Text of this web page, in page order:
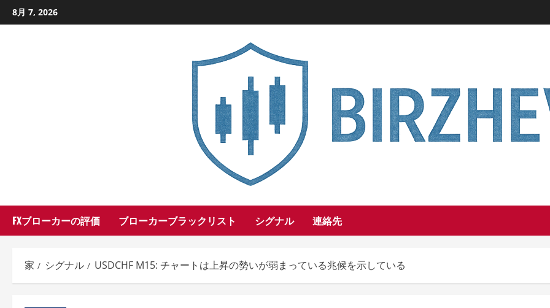
ン
す
8月 7, 2026
FXブローカーの評価 ブローカーブラックリスト シグナル 連絡先
家 シグナル USDCHF M15: チャートは上昇の勢いが弱まっている兆候を示している